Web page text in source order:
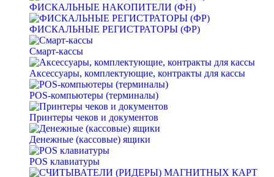
ФИСКАЛЬНЫЕ НАКОПИТЕЛИ (ФН)
ФИСКАЛЬНЫЕ РЕГИСТРАТОРЫ (ФР)
Смарт-кассы
Аксессуары, комплектующие, контракты для кассы
POS-компьютеры (терминалы)
Принтеры чеков и документов
Денежные (кассовые) ящики
POS клавиатуры